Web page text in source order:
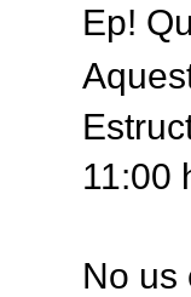
Ep!
11:00
No us